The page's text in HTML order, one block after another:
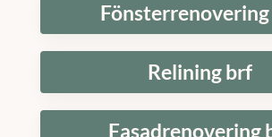
Relining brf
Fasadrenovering